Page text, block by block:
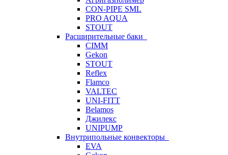
CON-PIPE SML
PRO AQUA
STOUT
Расширительные баки
CIMM
Gekon
STOUT
Reflex
Flamco
VALTEC
UNI-FITT
Belamos
Джилекс
UNIPUMP
Внутрипольные конвекторы
EVA